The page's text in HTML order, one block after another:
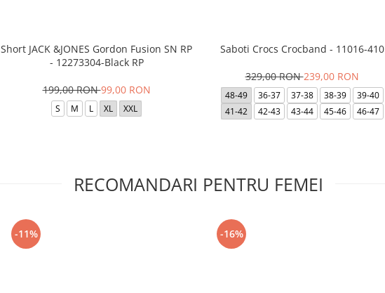
Short JACK &JONES Gordon Fusion SN RP
- 12273304-Black RP
199,00 RON99,00 RON
S M L XL XXL
Saboti Crocs Crocband - 11016-410
329,00 RON239,00 RON
48-49 36-37 37-38 38-39
39-40
41-42
42-43 43-44 45-46 46-47
RECOMANDARI PENTRU FEMEI
-11% -16%